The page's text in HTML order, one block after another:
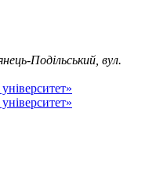
Подільський, вул.